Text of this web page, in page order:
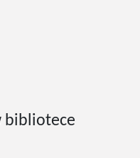
bibliotece